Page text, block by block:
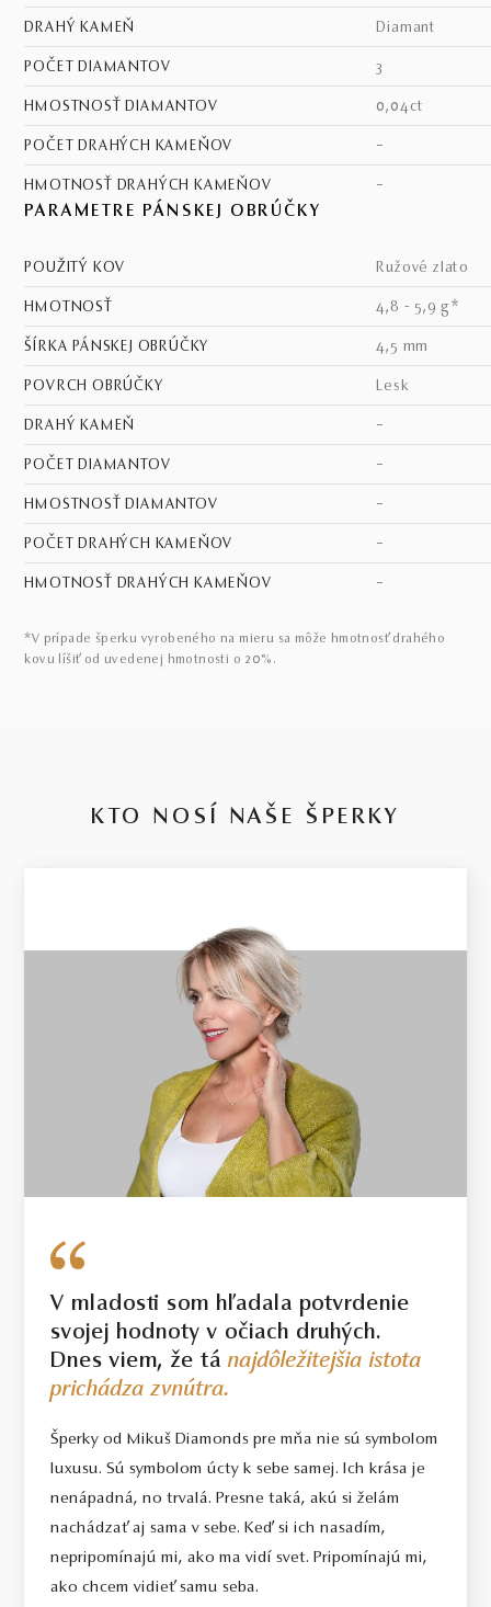
DRAHÝ KAMEŇ diamant
POČET DIAMANTOV 3
HMOSTNOSŤ DIAMANTOV 0,04ct
POČET DRAHÝCH KAMEŇOV –
HMOTNOSŤ DRAHÝCH KAMEŇOV –
PARAMETRE PÁNSKEJ OBRÚČKY
POUŽITÝ KOV ružové zlato
HMOTNOSŤ 4,8 - 5,9 g*
ŠÍRKA PÁNSKEJ OBRÚČKY 4,5 mm
POVRCH OBRÚČKY lesk
DRAHÝ KAMEŇ –
POČET DIAMANTOV –
HMOSTNOSŤ DIAMANTOV –
POČET DRAHÝCH KAMEŇOV –
HMOTNOSŤ DRAHÝCH KAMEŇOV –
*V prípade šperku vyrobeného na mieru sa môže hmotnosť drahého
kovu líšiť od uvedenej hmotnosti o 20%.
KTO NOSÍ NAŠE ŠPERKY
V mladosti som hľadala potvrdenie
svojej hodnoty v očiach druhých.
Dnes viem, že tánajdôležitejšia istota
prichádza zvnútra.
Šperky od Mikuš Diamonds pre mňa nie sú symbolom
luxusu. Sú symbolom úcty k sebe samej. Ich krása je
nenápadná, no trvalá. Presne taká, akú si želám
nachádzať aj sama v sebe. Keď si ich nasadím,
nepripomínajú mi, ako ma vidí svet. Pripomínajú mi,
ako chcem vidieť samu seba.